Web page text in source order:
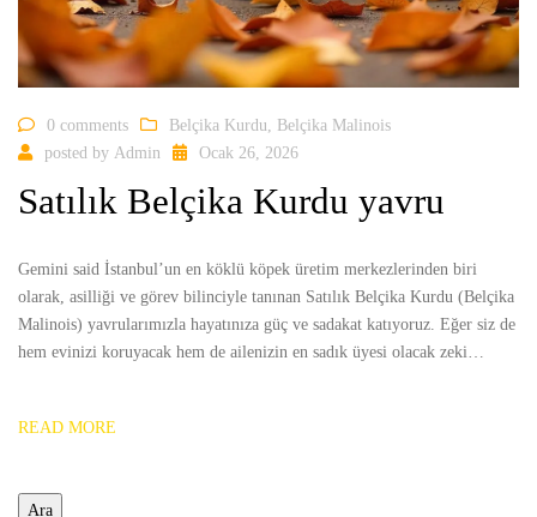
0 comments Belçika Kurdu
Belçika Malinois
posted by Admin Ocak 26, 2026
Satılık Belçika Kurdu yavru
Gemini said İstanbul’un en köklü köpek üretim merkezlerinden biri
olarak, asilliği ve görev bilinciyle tanınan Satılık Belçika Kurdu (Belçika
Malinois) yavrularımızla hayatınıza güç ve sadakat katıyoruz. Eğer siz de
hem evinizi koruyacak hem de ailenizin en sadık üyesi olacak zeki…
READ MORE